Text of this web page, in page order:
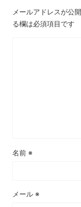
メールアドレスが公
る欄は必須項目です
名前 ※
メール ※